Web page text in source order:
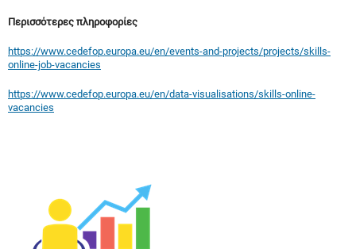
Περισσότερες πληροφορίες
https://www.cedefop.europa.eu/en/events-and-projects/projects/skills-
online-job-vacancies
https://www.cedefop.europa.eu/en/data-visualisations/skills-online-
vacancies